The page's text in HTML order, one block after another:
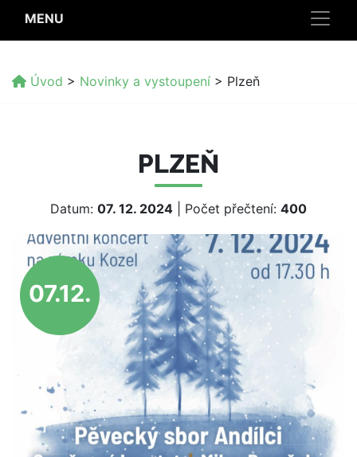
MENU
Úvod > Novinky a vystoupení > Plzeň
PLZEŇ
Datum: 07. 12. 2024 | Počet přečtení: 400
07.12.